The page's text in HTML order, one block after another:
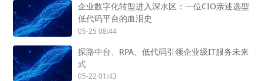
企业数字化转型进入深水区：一位CIO亲述选型
低代码平台的血泪史
05-25 08:44
探路中台、RPA、低代码引领企业级IT服务未来
式
05-22 01:43